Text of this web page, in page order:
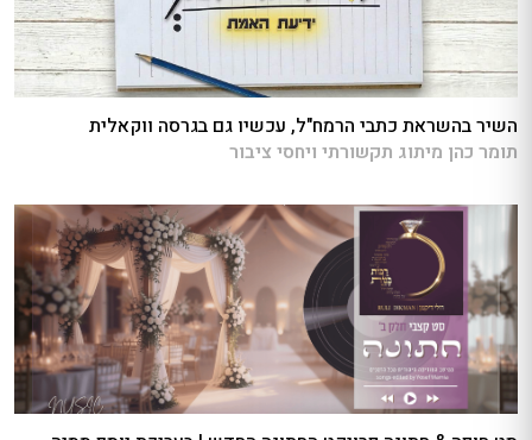
השיר בהשראת כתבי הרמח"ל, עכשיו גם בגרסה ווקאלית
תומר כהן מיתוג תקשורתי ויחסי ציבור